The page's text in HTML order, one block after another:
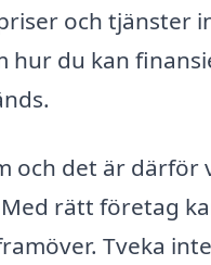
och tjänster
hur du kan
och det är
rätt företag
Tveka